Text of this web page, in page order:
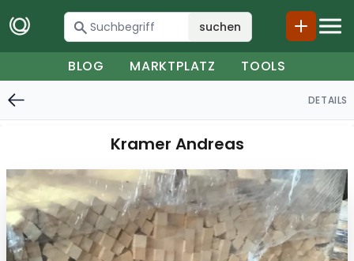
suchen
BLOG MARKTPLATZ TOOLS
DETAILS
Kramer Andreas